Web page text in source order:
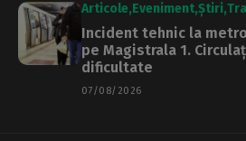
Articole Eveniment Știri
Incident tehnic la
pe Magistrala 1.
dificultate
07/08/2026